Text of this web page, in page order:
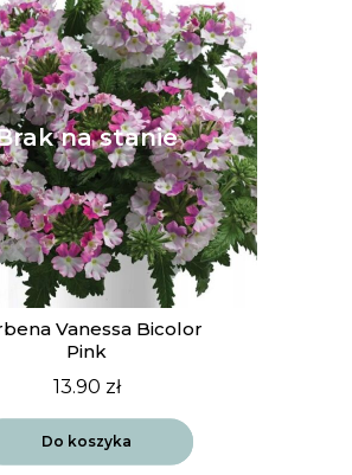
Vanessa Bicolor
Pink
13.90 zł
Do koszyka